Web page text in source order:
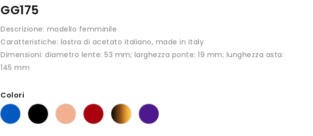
GG175
Descrizione: modello femminile
Caratteristiche: lastra di acetato italiano, made in Italy
Dimensioni: diametro lente: 53 mm; larghezza ponte: 19 mm; lunghezza asta:
145 mm
Colori